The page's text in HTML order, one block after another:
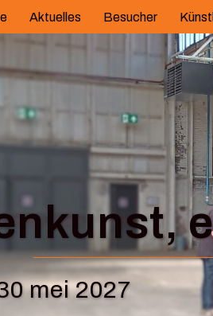
Aktuelles Besucher
mei 2027